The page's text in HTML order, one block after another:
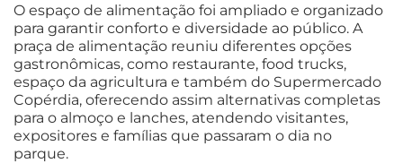
O espaço de alimentação foi ampliado e organizado
para garantir conforto e diversidade ao público. A
praça de alimentação reuniu diferentes opções
gastronômicas, como restaurante, food trucks,
espaço da agricultura e também do Supermercado
Copérdia, oferecendo assim alternativas completas
para o almoço e lanches, atendendo visitantes,
expositores e famílias que passaram o dia no
parque.